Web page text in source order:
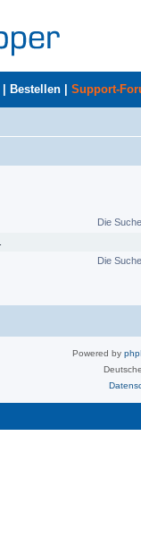
Bestellen Support-
Die
Die
Powered by